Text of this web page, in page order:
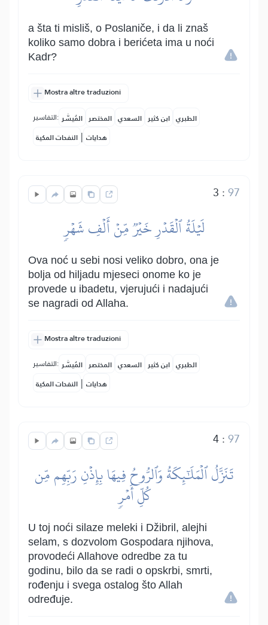
a šta ti misliš, o Poslaniče, i da li znaš
koliko samo dobra i berićeta ima u noći
Kadr?
Mostra altre traduzioni
التفاسير: المُيسَّر المختصر السعدي ابن كثير الطبري
النفحات المكية | هدايات
3 :97
لَيۡلَةُ ٱلۡقَدۡرِ خَيۡرٞ مِّنۡ أَلۡفِ شَهۡرٖ
Ova noć u sebi nosi veliko dobro, ona je
bolja od hiljadu mjeseci onome ko je
provede u ibadetu, vjerujući i nadajući
se nagradi od Allaha.
Mostra altre traduzioni
التفاسير: المُيسَّر المختصر السعدي ابن كثير الطبري
النفحات المكية | هدايات
4:97
تَنَزَّلُ ٱلۡمَلَٰٓئِكَةُ وَٱلرُّوحُ فِيهَا بِإِذۡنِ رَبِّهِم مِّن
كُلِّ أَمۡرٖ
U toj noći silaze meleki i Džibril, alejhi
selam, s dozvolom Gospodara njihova,
provodeći Allahove odredbe za tu
godinu, bilo da se radi o opskrbi, smrti,
rođenju i svega ostalog što Allah
određuje.